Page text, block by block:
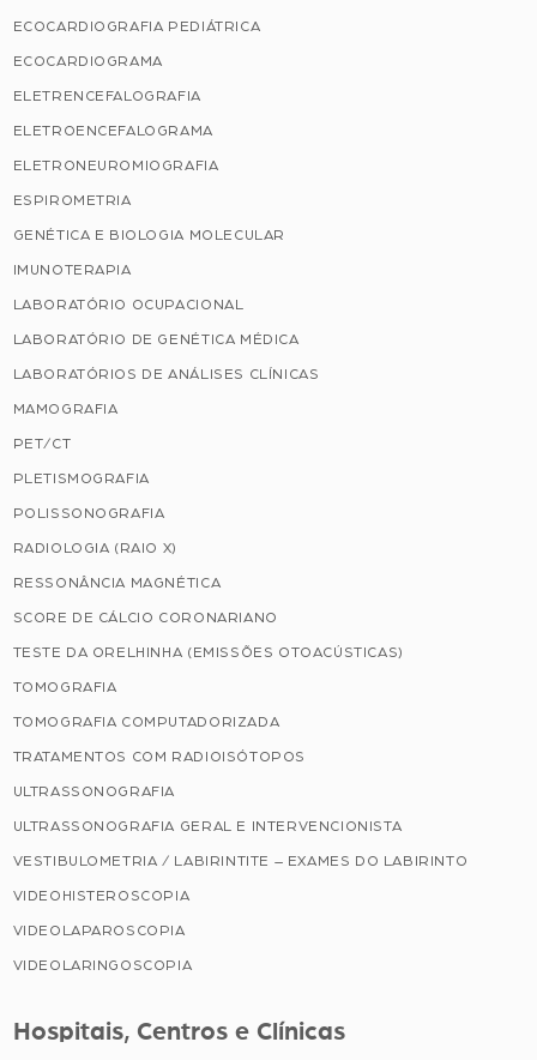
ECOCARDIOGRAFIA PEDIÁTRICA
ECOCARDIOGRAMA
ELETRENCEFALOGRAFIA
ELETROENCEFALOGRAMA
ELETRONEUROMIOGRAFIA
ESPIROMETRIA
GENÉTICA E BIOLOGIA MOLECULAR
IMUNOTERAPIA
LABORATÓRIO OCUPACIONAL
LABORATÓRIO DE GENÉTICA MÉDICA
LABORATÓRIOS DE ANÁLISES CLÍNICAS
MAMOGRAFIA
PET/CT
PLETISMOGRAFIA
POLISSONOGRAFIA
RADIOLOGIA (RAIO X)
RESSONÂNCIA MAGNÉTICA
SCORE DE CÁLCIO CORONARIANO
TESTE DA ORELHINHA (EMISSÕES OTOACÚSTICAS)
TOMOGRAFIA
TOMOGRAFIA COMPUTADORIZADA
TRATAMENTOS COM RADIOISÓTOPOS
ULTRASSONOGRAFIA
ULTRASSONOGRAFIA GERAL E INTERVENCIONISTA
VESTIBULOMETRIA / LABIRINTITE – EXAMES DO LABIRINTO
VIDEOHISTEROSCOPIA
VIDEOLAPAROSCOPIA
VIDEOLARINGOSCOPIA
Hospitais, Centros e Clínicas